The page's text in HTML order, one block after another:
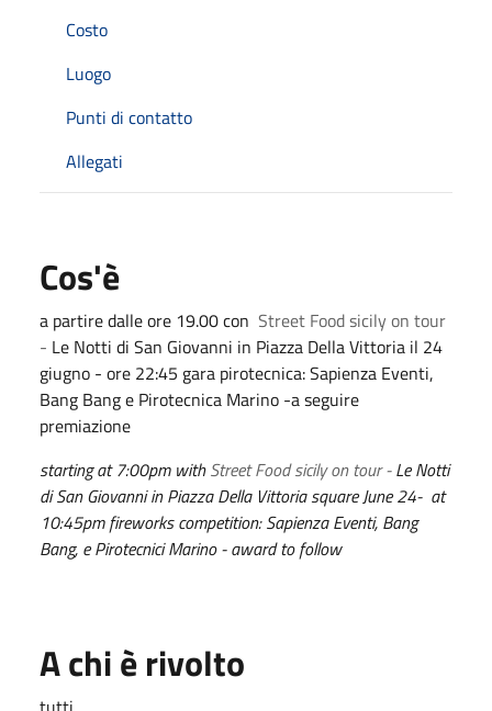
Costo
Luogo
Punti di contatto
Allegati
Cos'è
a partire dalle ore 19.00 con Street Food sicily on tour
- Le Notti di San Giovanni in Piazza Della Vittoria il 24
giugno - ore 22:45 gara pirotecnica: Sapienza Eventi,
Bang Bang e Pirotecnica Marino -a seguire
premiazione
starting at 7:00pm withStreet Food sicily on tour -Le Notti
di San Giovanni in Piazza Della Vittoria square June 24- at
10:45pm fireworks competition: Sapienza Eventi, Bang
Bang, e Pirotecnici Marino - award to follow
A chi è rivolto